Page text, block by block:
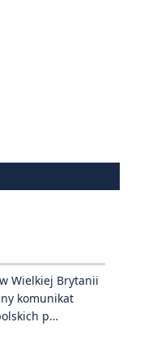
Wielkiej Brytanii
komunikat
p…